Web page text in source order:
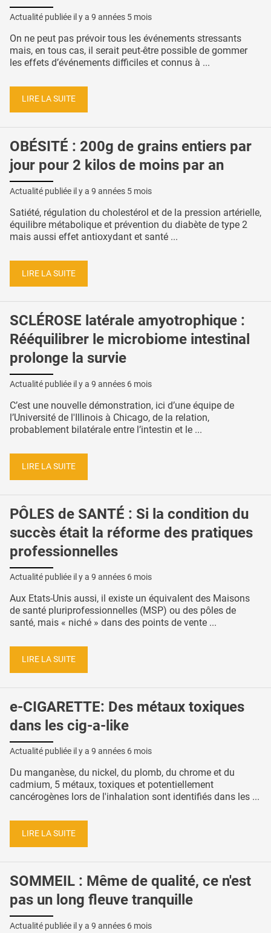
Actualité publiée il y a 9 années 5 mois
On ne peut pas prévoir tous les événements stressants
mais, en tous cas, il serait peut-être possible de gommer
les effets d’événements difficiles et connus à ...
LIRE LA SUITE
OBÉSITÉ : 200g de grains entiers par
jour pour 2 kilos de moins par an
Actualité publiée il y a 9 années 5 mois
Satiété, régulation du cholestérol et de la pression artérielle,
équilibre métabolique et prévention du diabète de type 2
mais aussi effet antioxydant et santé ...
LIRE LA SUITE
SCLÉROSE latérale amyotrophique :
Rééquilibrer le microbiome intestinal
prolonge la survie
Actualité publiée il y a 9 années 6 mois
C’est une nouvelle démonstration, ici d’une équipe de
l’Université de l'Illinois à Chicago, de la relation,
probablement bilatérale entre l’intestin et le ...
LIRE LA SUITE
PÔLES de SANTÉ : Si la condition du
succès était la réforme des pratiques
professionnelles
Actualité publiée il y a 9 années 6 mois
Aux Etats-Unis aussi, il existe un équivalent des Maisons
de santé pluriprofessionnelles (MSP) ou des pôles de
santé, mais « niché » dans des points de vente ...
LIRE LA SUITE
e-CIGARETTE: Des métaux toxiques
dans les cig-a-like
Actualité publiée il y a 9 années 6 mois
Du manganèse, du nickel, du plomb, du chrome et du
cadmium, 5 métaux, toxiques et potentiellement
cancérogènes lors de l'inhalation sont identifiés dans les ...
LIRE LA SUITE
SOMMEIL : Même de qualité, ce n'est
pas un long fleuve tranquille
Actualité publiée il y a 9 années 6 mois